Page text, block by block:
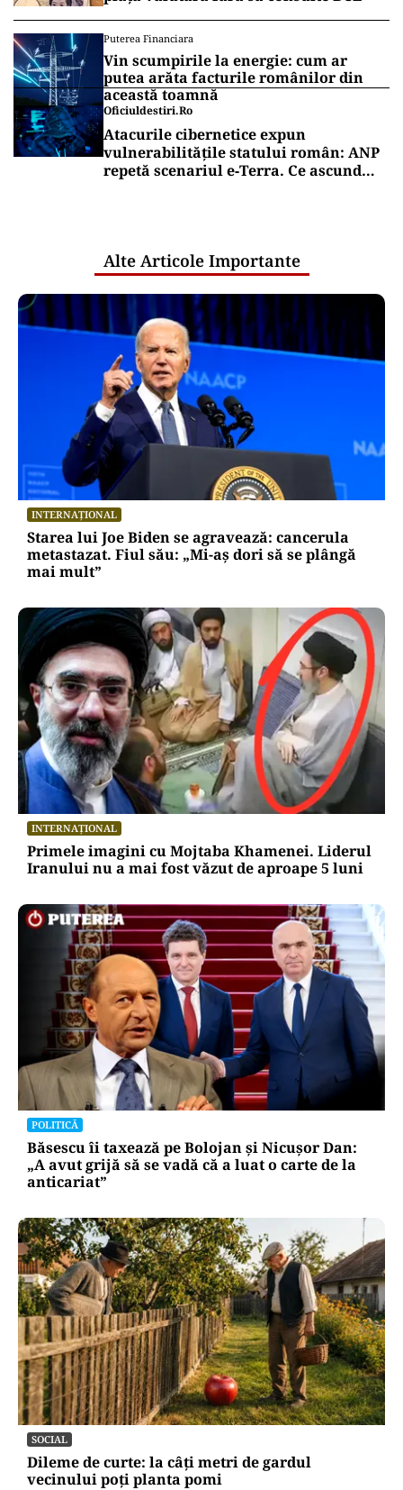
Puterea Financiara
Vin scumpirile la energie: cum ar
putea arăta facturile românilor din
această toamnă
Oficiuldestiri.ro
Atacurile cibernetice expun
vulnerabilitățile statului român: ANP
repetă scenariul e‑Terra. Ce ascund
Alte Articole Importante
INTERNAȚIONAL
Starea lui Joe Biden se agravează: cancerula
metastazat. Fiul său: „Mi-aș dori să se plângă
mai mult”
INTERNAȚIONAL
Primele imagini cu Mojtaba Khamenei. Liderul
Iranului nu a mai fost văzut de aproape 5 luni
POLITICĂ
Băsescu îi taxează pe Bolojan și Nicușor Dan:
„A avut grijă să se vadă că a luat o carte de la
anticariat”
SOCIAL
Dileme de curte: la câți metri de gardul
vecinului poți planta pomi